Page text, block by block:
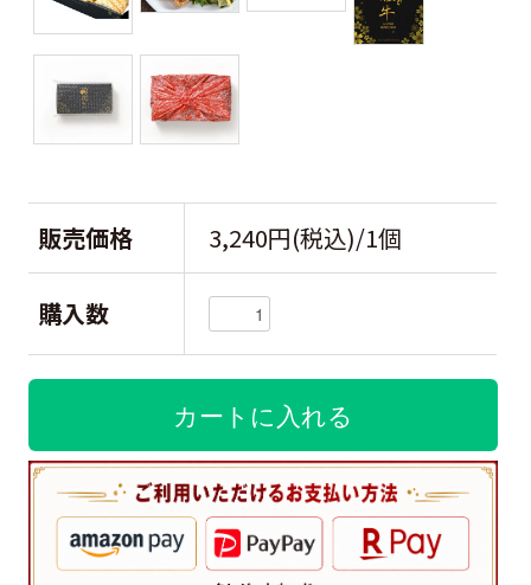
販売価格 3,240円(税込)/1個
購入数